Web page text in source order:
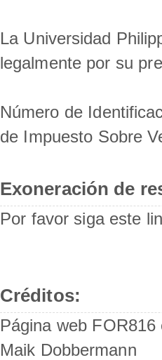
La Universidad
legalmente por su
Número de
de Impuesto Sobre
Exoneración de
Por favor siga este
Créditos:
Página web
Maik Dobbermann